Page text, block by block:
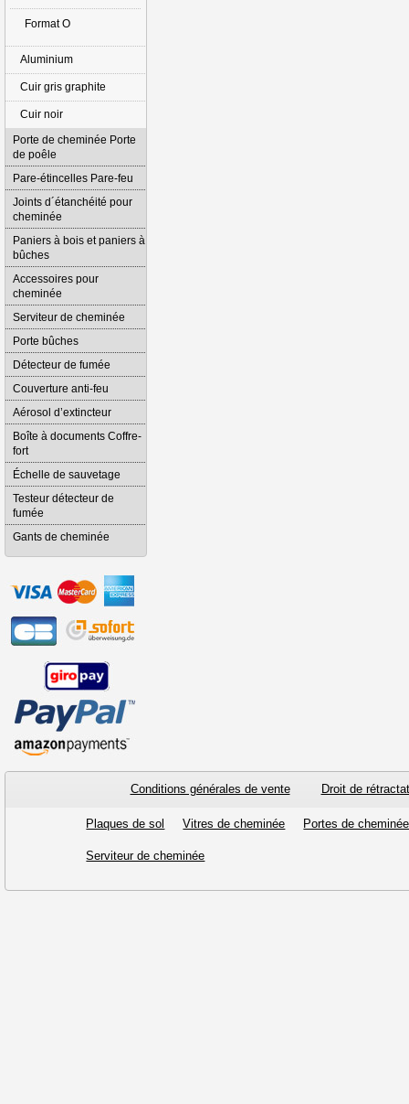
Format O
Aluminium
Cuir gris graphite
Cuir noir
Porte de cheminée Porte
de poêle
Pare-étincelles Pare-feu
Joints d´étanchéité pour
cheminée
Paniers à bois et paniers à
bûches
Accessoires pour
cheminée
Serviteur de cheminée
Porte bûches
Détecteur de fumée
Couverture anti-feu
Aérosol d’extincteur
Boîte à documents Coffre-
fort
Échelle de sauvetage
Testeur détecteur de
fumée
Gants de cheminée
Conditions générales de vente Droit de
Plaques de sol Vitres de cheminée Portes de cheminée
Serviteur de cheminée